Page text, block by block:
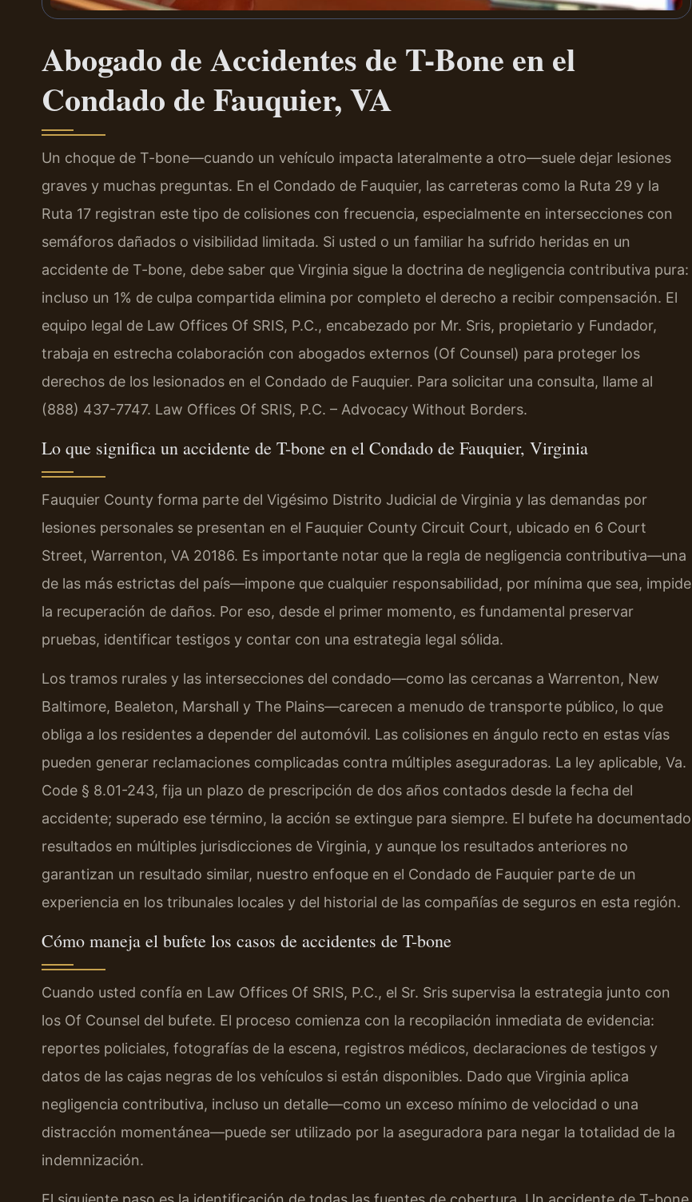
Abogado de Accidentes de T-Bone en el
Condado de Fauquier, VA
Un choque de T-bone—cuando un vehículo impacta lateralmente a otro—suele dejar lesiones
graves y muchas preguntas. En el Condado de Fauquier, las carreteras como la Ruta 29 y la
Ruta 17 registran este tipo de colisiones con frecuencia, especialmente en intersecciones con
semáforos dañados o visibilidad limitada. Si usted o un familiar ha sufrido heridas en un
accidente de T-bone, debe saber que Virginia sigue la doctrina de negligencia contributiva pura:
incluso un 1% de culpa compartida elimina por completo el derecho a recibir compensación. El
equipo legal de Law Offices Of SRIS, P.C., encabezado por Mr. Sris, propietario y Fundador,
trabaja en estrecha colaboración con abogados externos (Of Counsel) para proteger los
derechos de los lesionados en el Condado de Fauquier. Para solicitar una consulta, llame al
(888) 437-7747. Law Offices Of SRIS, P.C. – Advocacy Without Borders.
Lo que significa un accidente de T-bone en el Condado de Fauquier, Virginia
Fauquier County forma parte del Vigésimo Distrito Judicial de Virginia y las demandas por
lesiones personales se presentan en el Fauquier County Circuit Court, ubicado en 6 Court
Street, Warrenton, VA 20186. Es importante notar que la regla de negligencia contributiva—una
de las más estrictas del país—impone que cualquier responsabilidad, por mínima que sea, impide
la recuperación de daños. Por eso, desde el primer momento, es fundamental preservar
pruebas, identificar testigos y contar con una estrategia legal sólida.
Los tramos rurales y las intersecciones del condado—como las cercanas a Warrenton, New
Baltimore, Bealeton, Marshall y The Plains—carecen a menudo de transporte público, lo que
obliga a los residentes a depender del automóvil. Las colisiones en ángulo recto en estas vías
pueden generar reclamaciones complicadas contra múltiples aseguradoras. La ley aplicable, Va.
Code § 8.01-243, fija un plazo de prescripción de dos años contados desde la fecha del
accidente; superado ese término, la acción se extingue para siempre. El bufete ha documentado
resultados en múltiples jurisdicciones de Virginia, y aunque los resultados anteriores no
garantizan un resultado similar, nuestro enfoque en el Condado de Fauquier parte de un
experiencia en los tribunales locales y del historial de las compañías de seguros en esta región.
Cómo maneja el bufete los casos de accidentes de T-bone
Cuando usted confía en Law Offices Of SRIS, P.C., el Sr. Sris supervisa la estrategia junto con
los Of Counsel del bufete. El proceso comienza con la recopilación inmediata de evidencia:
reportes policiales, fotografías de la escena, registros médicos, declaraciones de testigos y
datos de las cajas negras de los vehículos si están disponibles. Dado que Virginia aplica
negligencia contributiva, incluso un detalle—como un exceso mínimo de velocidad o una
distracción momentánea—puede ser utilizado por la aseguradora para negar la totalidad de la
indemnización.